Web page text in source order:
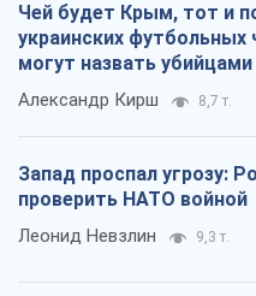
Чей будет Крым, тот и
украинских футбольных
могут назвать убийцами
Александр Кирш 8,7 т.
Запад проспал угрозу:
проверить НАТО войной
Леонид Невзлин 9,3 т.